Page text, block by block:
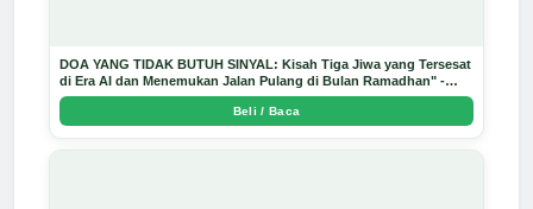
DOA YANG TIDAK BUTUH SINYAL: Kisah Tiga Jiwa yang Tersesat
di Era AI dan Menemukan Jalan Pulang di Bulan Ramadhan" -
Arda Dinata
Beli / Baca